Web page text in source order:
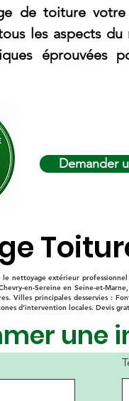
de toiture
les aspects
éprouvées
Demander
nettoyage extérieur
en-Sereine en Seine-et-
Villes principales desservies :
d’intervention locales. Devis
une